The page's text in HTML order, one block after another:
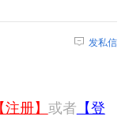
发私信
注册】 或者 【登